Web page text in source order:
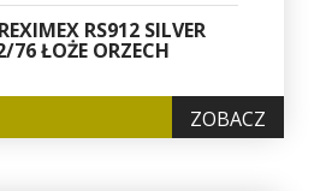
RS912 SILVER
76 ŁOŻE ORZECH
ZOBACZ